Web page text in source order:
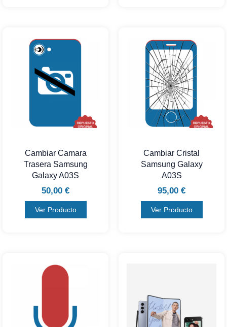
Cambiar Camara
Trasera Samsung
Galaxy A03S
50,00 €
Ver Producto
Cambiar Cristal
Samsung Galaxy
A03S
95,00 €
Ver Producto